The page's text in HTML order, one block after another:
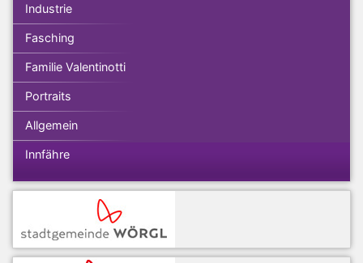
Industrie
Fasching
Familie Valentinotti
Portraits
Allgemein
Innfähre